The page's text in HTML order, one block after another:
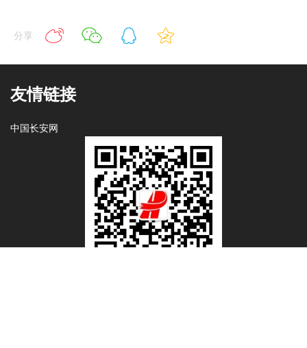
分享
友情链接
中国长安网